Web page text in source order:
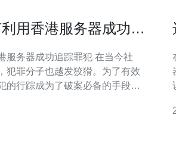
用香港服务器成功追
器成功追踪罪犯 在当今社
犯罪分子也越发狡猾。为了有效
的行踪成为了破案必备的手段之